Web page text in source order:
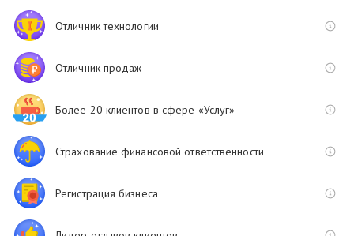
Отличник технологии
Отличник продаж
Более 20 клиентов в сфере «Услуг»
Страхование финансовой ответственности
Регистрация бизнеса